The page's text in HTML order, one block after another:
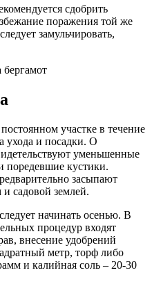
сдобрить
поражения той же
замульчировать,
участке в течение
ухода и посадки. О
уменьшенные
поредевшие кустики.
засыпают
садовой землей.
начинать осенью. В
процедур входят
внесение удобрений
метр, торф либо
и калийная соль – 20-30